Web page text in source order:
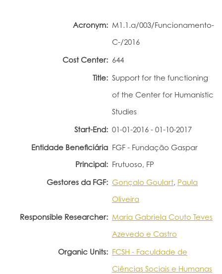
Acronym: M1.1.a/003/Funcionamento-
C-/2016
Cost Center: 644
Title: Support for the functioning
of the Center for Humanistic
Studies
Start-End: 01-01-2016 - 01-10-2017
Entidade Beneficiária
Principal:
FGF - Fundação Gaspar
Frutuoso, FP
Gestores da FGF: Gonçalo Goulart, Paula
Oliveira
Responsible Researcher: Maria Gabriela Couto Teves
Azevedo e Castro
Organic Units: FCSH - Faculdade de
Ciências Sociais e Humanas